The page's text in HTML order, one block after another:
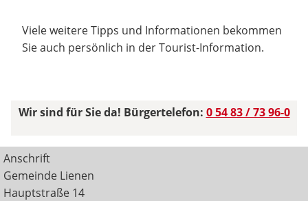
Viele weitere Tipps und Informationen bekommen
Sie auch persönlich in der Tourist-Information.
Wir sind für Sie da! Bürgertelefon: 0 54 83 / 73 96-0
Anschrift
Gemeinde Lienen
Hauptstraße 14